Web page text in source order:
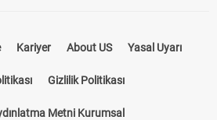
Kariyer About US Yasal Uyarı
Gizlilik Politikası
Metni Kurumsal